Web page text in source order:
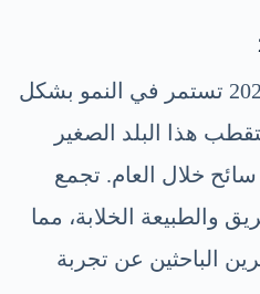
السياحة في لوكسمبورغ 2025 تستمر في النمو بشكل
هذا البلد الصغير
2.5 مليون سائح خلال العام. تجمع
والطبيعة الخلابة، مما
الباحثين عن تجربة